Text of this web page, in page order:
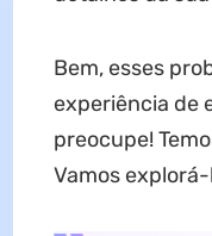
Bem, esses
experiência de
preocupe!
Vamos